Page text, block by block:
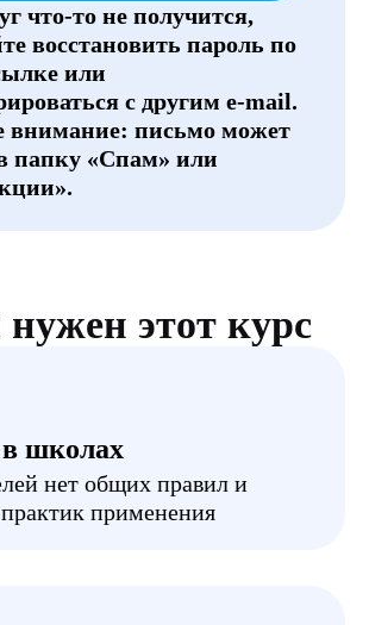
что-то не получится,
восстановить пароль по
или
с другим e-mail.
внимание: письмо может
папку «Спам» или
нужен этот курс
школах
нет общих правил и
применения